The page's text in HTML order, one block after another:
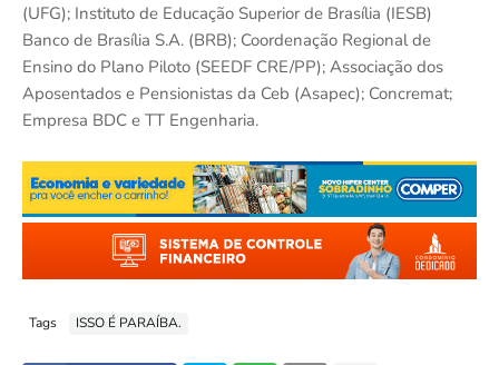
(UFG); Instituto de Educação Superior de Brasília (IESB)
Banco de Brasília S.A. (BRB); Coordenação Regional de
Ensino do Plano Piloto (SEEDF CRE/PP); Associação dos
Aposentados e Pensionistas da Ceb (Asapec); Concremat;
Empresa BDC e TT Engenharia.
Tags ISSO É PARAÍBA.